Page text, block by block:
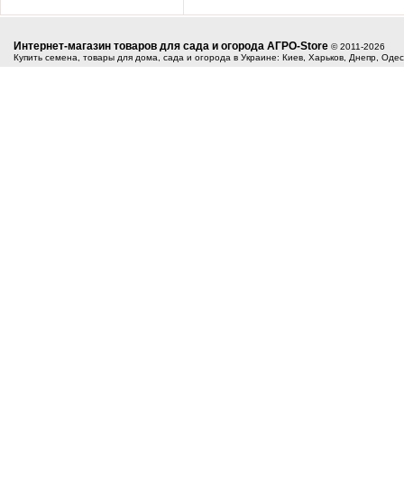
Интернет-магазин товаров для сада и огорода АГРО-Store © 2011-2026
Купить семена, товары для дома, сада и огорода в Украине: Киев, Харьков, Днепр,